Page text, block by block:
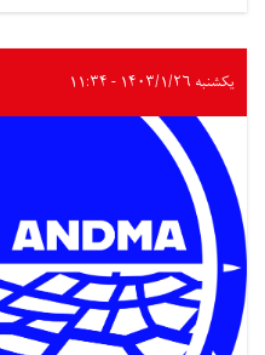
یکشنبه ۱۴۰۳/۱/۲۶ - ۱۱:۳۴